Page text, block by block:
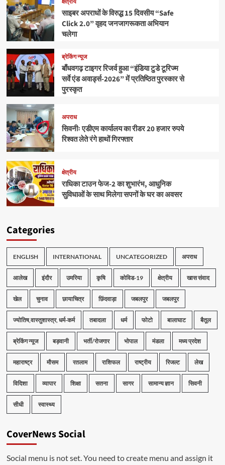
क्षेत्रीय
साइबर अपराधों के विरुद्ध 15 दिवसीय “Safe
Click 2.0” वृहद जनजागरूकता अभियान
चलेगा
ब्रेकिंग न्यूज
बाँधवगढ़ टाइगर रिजर्व हुआ “इंडिया टुडे टूरिज्म
सर्वे एंड अवार्ड्स-2026” में प्रतिष्ठित पुरस्कार से
पुरस्कृत
अपराध
सिवनीः एडीएम कार्यालय का रीडर 20 हजार रुपये
रिश्वत लेते रंगे हाथों गिरफ्तार
क्षेत्रीय
राधिका टाउन फेज-2 का शुभारंभ, आधुनिक
सुविधाओं के साथ मिलेगा सपनों के घर का अवसर
Categories
ENGLISH INTERNATIONAL UNCATEGORIZED अपराध
आलेख इंदौर उमरिया कृषि कोविड-19 क्षेत्रीय खास संवाद
खेल चुनाव छायाचित्र छिंदवाड़ा जबलपुर जबलपुर
ज्योतिष,वास्तुशास्त्र, धर्म-कर्म तबादला धर्म फोटो बालाघाट बैतूल
ब्रेकिंग न्यूज बड़वानी भर्ती/रोजगार भोपाल मंडला मध्य प्रदेश
महाराष्ट्र मौसम रतलाम राशिफल राष्ट्रीय रिजल्ट लेख
विदिशा व्यापार शिक्षा सतना सागर सामान्य ज्ञान सिवनी
सीधी स्वास्थ्य
CoverNews Social
Social menu is not set. You need to create menu and assign it